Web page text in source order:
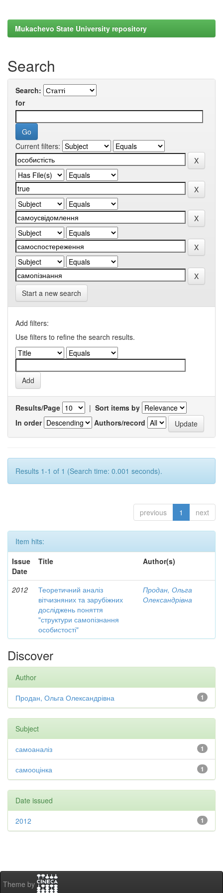
Mukachevo State University repository
Search
Search:
for
Current filters:
Start a new search
Add filters:
Use filters to refine the search results.
Results/Page | Sort items by
In order
Authors/record
Results 1-1 of 1 (Search time: 0.001 seconds).
previous 1 next
Item hits:
Issue
Date
Title Author(s)
2012
Теоретичний аналіз
вітчизняних та зарубіжних
досліджень поняття
"структури самопізнання
особистості"
Продан, Ольга
Олександрівна
Discover
Author
1
Продан, Ольга Олександрівна
Subject
1
самоаналіз
1
самооцінка
Date issued
1
2012
Theme by